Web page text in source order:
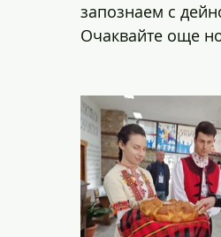
запознаем с
Очаквайте още